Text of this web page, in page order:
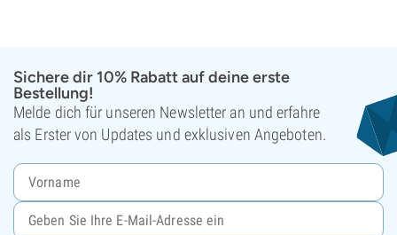
Sichere dir 10% Rabatt auf deine erste
Bestellung!
Melde dich für unseren Newsletter an und erfahre
als Erster von Updates und exklusiven Angeboten.